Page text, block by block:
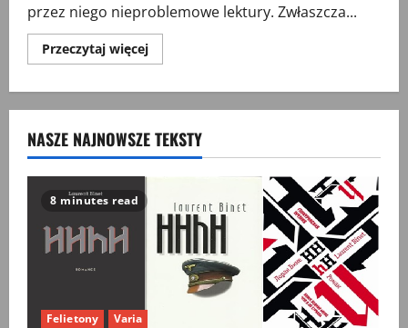
przez niego nieproblemowe lektury. Zwłaszcza...
Przeczytaj więcejPrzeczytaj
więcej
Wycinanki
Termostat
McCarthy`ego
i
NASZE NAJNOWSZE TEKSTY
8 minutes read
Felietony Varia